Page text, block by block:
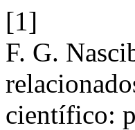
[1]
F. G.
científico: